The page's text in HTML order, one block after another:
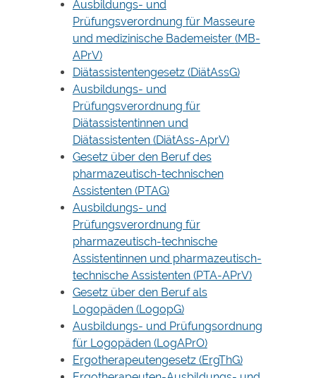
Ausbildungs- und
Prüfungsverordnung für Masseure
und medizinische Bademeister (MB-
APrV)
Diätassistentengesetz (DiätAssG)
Ausbildungs- und
Prüfungsverordnung für
Diätassistentinnen und
Diätassistenten (DiätAss-AprV)
Gesetz über den Beruf des
pharmazeutisch-technischen
Assistenten (PTAG)
Ausbildungs- und
Prüfungsverordnung für
pharmazeutisch-technische
Assistentinnen und pharmazeutisch-
technische Assistenten (PTA-APrV)
Gesetz über den Beruf als
Logopäden (LogopG)
Ausbildungs- und Prüfungsordnung
für Logopäden (LogAPrO)
Ergotherapeutengesetz (ErgThG)